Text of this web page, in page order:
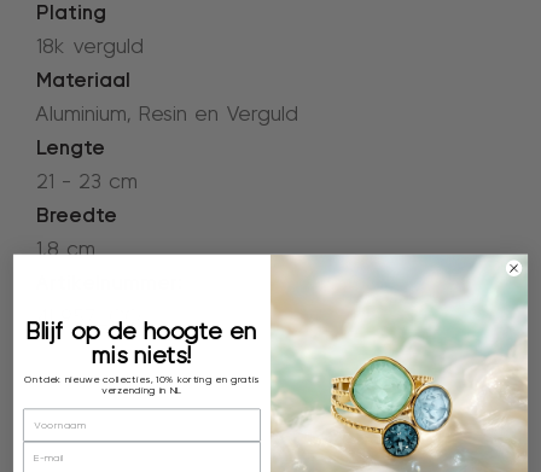
Plating
18k verguld
Materiaal
Aluminium, Resin en Verguld
Lengte
21 - 23 cm
Breedte
1,8 cm
4L957_CO
Blijf op de hoogte en
mis niets!
Ontdek nieuwe collecties, 10% korting en gratis
verzending in NL